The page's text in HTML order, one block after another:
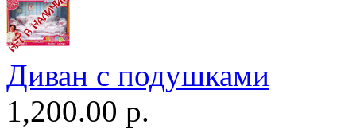
Диван c подушками
1,200.00 р.